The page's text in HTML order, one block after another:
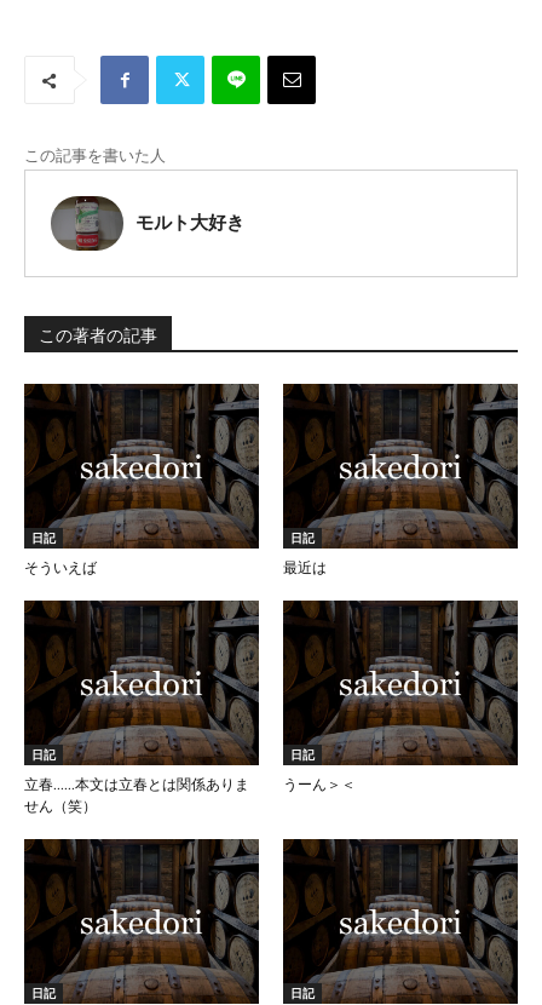
この記事を書いた人
モルト大好き
この著者の記事
日記
そういえば
日記
最近は
日記
立春……本文は立春とは関係ありま
せん（笑）
日記
うーん＞＜
日記
日記